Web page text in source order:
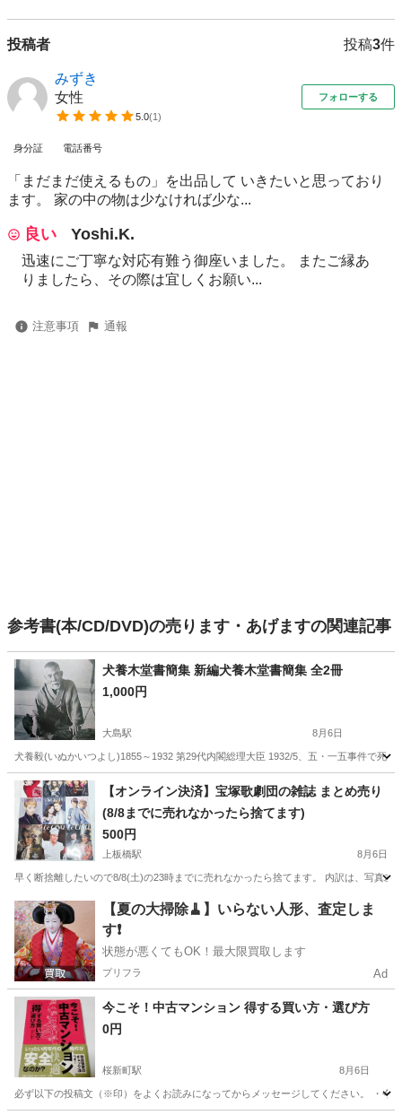
投稿者 投稿3件
みずき
女性
5.0(1)
フォローする
身分証 電話番号
「まだまだ使えるもの」を出品して いきたいと思っており
ます。 家の中の物は少なければ少な...
良い Yoshi.K.
迅速にご丁寧な対応有難う御座いました。 またご縁あ
りましたら、その際は宜しくお願い...
注意事項 通報
参考書(本/CD/DVD)の売ります・あげますの関連記事
犬養木堂書簡集 新編犬養木堂書簡集 全2冊
1,000円
大島駅 8月6日
犬養毅(いぬかいつよし)1855～1932 第29代内閣総理大臣 1932/5、五・一五事件で死
東京 江東区 大島駅 歴史、心理、教育 書簡集
【オンライン決済】宝塚歌劇団の雑誌 まとめ売り
(8/8までに売れなかったら捨てます)
500円
上板橋駅 8月6日
早く断捨離したいので8/8(土)の23時までに売れなかったら捨てます。 内訳は、写真
東京 板橋区 上板橋駅 雑誌
【夏の大掃除🧹】いらない人形、査定しま
す❗️
状態が悪くてもOK！最大限買取します
プリフラ Ad
今こそ！中古マンション 得する買い方・選び方
0円
桜新町駅 8月6日
必ず以下の投稿文（※印）をよくお読みになってからメッセージしてください。 ・